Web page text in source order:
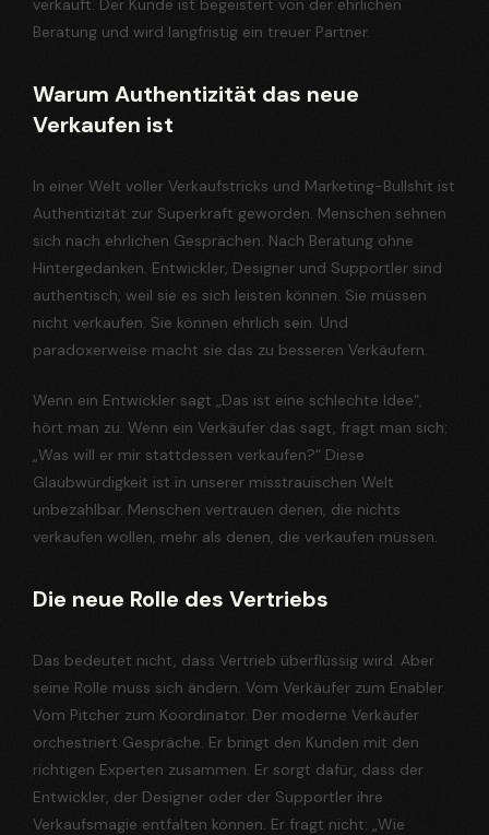
verkauft. Der Kunde ist begeistert von der ehrlichen
Beratung und wird langfristig ein treuer Partner.
Warum Authentizität das neue
Verkaufen ist
In einer Welt voller Verkaufstricks und Marketing-Bullshit ist
Authentizität zur Superkraft geworden. Menschen sehnen
sich nach ehrlichen Gesprächen. Nach Beratung ohne
Hintergedanken. Entwickler, Designer und Supportler sind
authentisch, weil sie es sich leisten können. Sie müssen
nicht verkaufen. Sie können ehrlich sein. Und
paradoxerweise macht sie das zu besseren Verkäufern.
Wenn ein Entwickler sagt „Das ist eine schlechte Idee“,
hört man zu. Wenn ein Verkäufer das sagt, fragt man sich:
„Was will er mir stattdessen verkaufen?“ Diese
Glaubwürdigkeit ist in unserer misstrauischen Welt
unbezahlbar. Menschen vertrauen denen, die nichts
verkaufen wollen, mehr als denen, die verkaufen müssen.
Die neue Rolle des Vertriebs
Das bedeutet nicht, dass Vertrieb überflüssig wird. Aber
seine Rolle muss sich ändern. Vom Verkäufer zum Enabler.
Vom Pitcher zum Koordinator. Der moderne Verkäufer
orchestriert Gespräche. Er bringt den Kunden mit den
richtigen Experten zusammen. Er sorgt dafür, dass der
Entwickler, der Designer oder der Supportler ihre
Verkaufsmagie entfalten können. Er fragt nicht: „Wie